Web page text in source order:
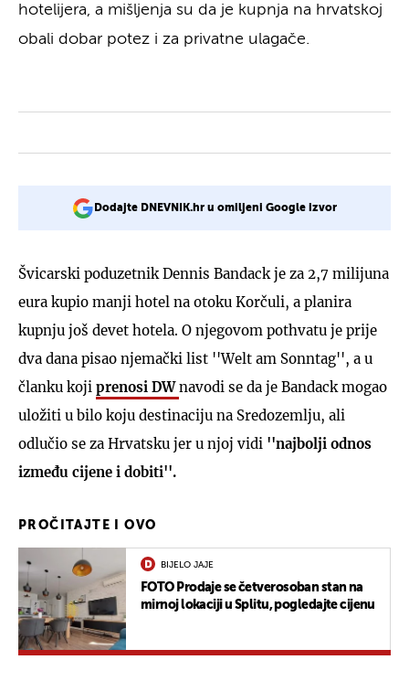
hotelijera, a mišljenja su da je kupnja na hrvatskoj
obali dobar potez i za privatne ulagače.
Dodajte DNEVNIK.hr u omiljeni Google izvor
Švicarski poduzetnik Dennis Bandack je za 2,7 milijuna
eura kupio manji hotel na otoku Korčuli, a planira
kupnju još devet hotela. O njegovom pothvatu je prije
dva dana pisao njemački list ''Welt am Sonntag'', a u
članku koji prenosi DWnavodi se da je Bandack mogao
uložiti u bilo koju destinaciju na Sredozemlju, ali
odlučio se za Hrvatsku jer u njoj vidi ''najbolji odnos
između cijene i dobiti''.
PROČITAJTE I OVO
BIJELO JAJE
FOTO Prodaje se četverosoban stan na
mirnoj lokaciji u Splitu, pogledajte cijenu